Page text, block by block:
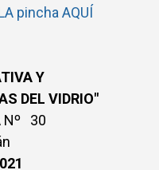
pincha AQUÍ
Y
DEL VIDRIO"
Nº 30